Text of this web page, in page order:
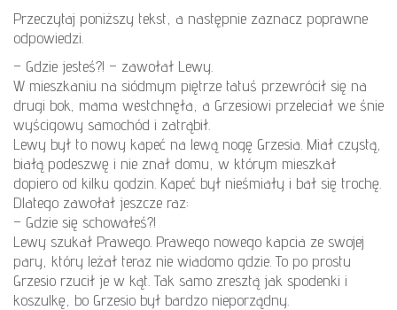
Przeczytaj poniższy tekst, a następnie zaznacz poprawne
odpowiedzi.
– Gdzie jesteś?! – zawołał Lewy.
W mieszkaniu na siódmym piętrze tatuś przewrócił się na
drugi bok, mama westchnęła, a Grzesiowi przeleciał we śnie
wyścigowy samochód i zatrąbił.
Lewy był to nowy kapeć na lewą nogę Grzesia. Miał czystą,
białą podeszwę i nie znał domu, w którym mieszkał
dopiero od kilku godzin. Kapeć był nieśmiały i bał się trochę.
Dlatego zawołał jeszcze raz:
– Gdzie się schowałeś?!
Lewy szukał Prawego. Prawego nowego kapcia ze swojej
pary, który leżał teraz nie wiadomo gdzie. To po prostu
Grzesio rzucił je w kąt. Tak samo zresztą jak spodenki i
koszulkę, bo Grzesio był bardzo nieporządny.